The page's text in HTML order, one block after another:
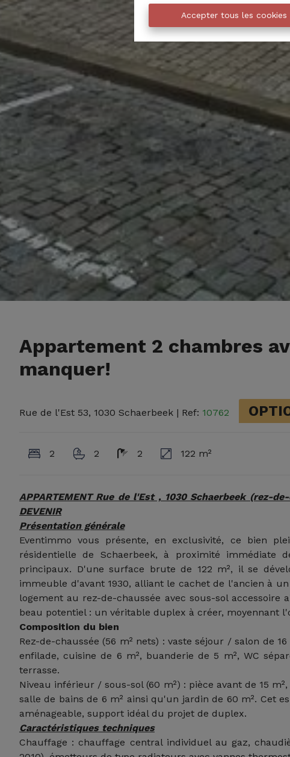
Accepter tous les cookies
Appartement 2 chambres
manquer!
Rue de l'Est 53, 1030 Schaerbeek | Ref: 10762
2 2 2 122 m²
APPARTEMENT Rue de l'Est , 1030 Schaerbeek (rez-
DEVENIR
Présentation générale
Eventimmo vous présente, en exclusivité, ce bien
résidentielle de Schaerbeek, à proximité immédiate
principaux. D'une surface brute de 122 m², il se
immeuble d'avant 1930, alliant le cachet de l'ancien à
logement au rez-de-chaussée avec sous-sol
beau potentiel : un véritable duplex à créer, moyennant
Composition du bien
Rez-de-chaussée (56 m² nets) : vaste séjour / salon de
enfilade, cuisine de 6 m², buanderie de 5 m², WC
terrasse.
Niveau inférieur / sous-sol (60 m²) : pièce avant de 15
salle de bains de 6 m² ainsi qu'un jardin de 60 m². Cet
aménageable, support idéal du projet de duplex.
Caractéristiques techniques
Chauffage : chauffage central individuel au gaz,